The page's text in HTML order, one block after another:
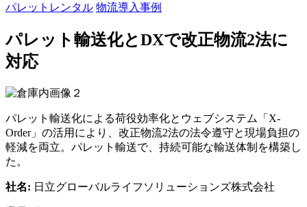
パレットレンタル 物流導入事例
パレット輸送化とDXで改正物流2法に
対応
パレット輸送化による荷役効率化とウェブシステム「X-
Order」の活用により、改正物流2法の法令遵守と現場負担の
軽減を両立。パレット輸送で、持続可能な輸送体制を構築し
た。
社名: 日立グローバルライフソリューションズ株式会社